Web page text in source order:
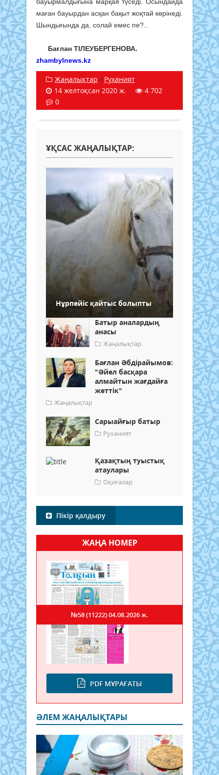
маған бауырдан асқан бақыт жоқтай көрінеді.
Шындығында да, солай емес пе?..
Бағлан ТІЛЕУБЕРГЕНОВА.
zhambylnews.kz
Жаңалықтар / Руханият
14 желтоқсан 2020 ж.
4 702
0
ҰҚСАС ЖАҢАЛЫҚТАР:
Нұрпейіс қайтыс болыпты
Батыр аналардың
анасы
Жаңалықтар
Бағлан Әбдірайымов:
"Әйел басқара
алмайтын жағдайға
жеттік"
Жаңалықтар
Сарыайғыр батыр
Руханият
Қазақтың туыстық
атаулары
Оқиғалар
Пікір қалдыру
ЖАҢА НОМЕР
PDF МҰРАҒАТЫ
№58 (11222)04.08.2026 ж.
ӘЛЕМ ЖАҢАЛЫҚТАРЫ